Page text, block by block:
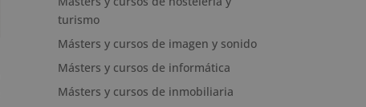
turismo
Másters y cursos de imagen y sonido
Másters y cursos de informática
Másters y cursos de inmobiliaria